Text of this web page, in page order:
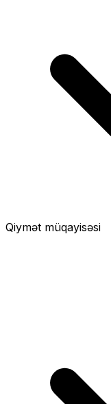
Qiymət müqayisəsi